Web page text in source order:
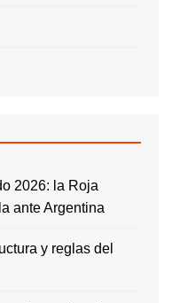
2026: la Roja
ante Argentina
y reglas del